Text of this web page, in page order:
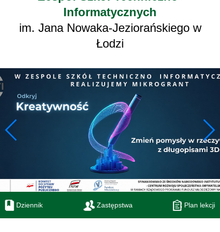
Informatycznych
im. Jana Nowaka-Jeziorańskiego w
Łodzi
Dziennik Zastępstwa Plan lekcji